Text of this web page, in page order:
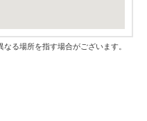
る場所を指す場合がございます。